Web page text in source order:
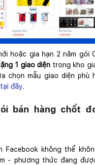
hoặc gia hạn 2 năm gói
1 giao diện trong kho
chọn mẫu giao diện phù
tại đây.
bán hàng chốt
Facebook không thể
- phương thức đang